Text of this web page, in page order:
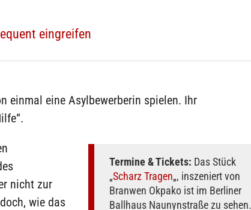
eingreifen
einmal eine Asylbewerberin spielen. Ihr
Termine & Tickets: Das Stück
„Scharz Tragen„, inszeniert von
Branwen Okpako ist im Berliner
Ballhaus Naunynstraße zu sehen.
nicht zur
wie das